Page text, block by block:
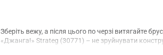
Зберіть вежу, а після цього по черзі витягайте
«Джанга!» Strateg (30771) – не зруйнувати